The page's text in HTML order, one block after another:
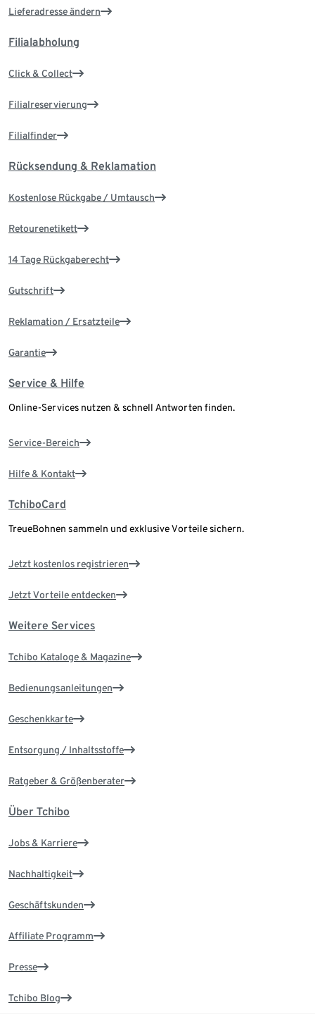
Lieferadresse ändern
Filialabholung
Click & Collect
Filialreservierung
Filialfinder
Rücksendung & Reklamation
Kostenlose Rückgabe / Umtausch
Retourenetikett
14 Tage Rückgaberecht
Gutschrift
Reklamation / Ersatzteile
Garantie
Service & Hilfe
Online-Services nutzen & schnell Antworten finden.
Service-Bereich
Hilfe & Kontakt
TchiboCard
TreueBohnen sammeln und exklusive Vorteile sichern.
Jetzt kostenlos registrieren
Jetzt Vorteile entdecken
Weitere Services
Tchibo Kataloge & Magazine
Bedienungsanleitungen
Geschenkkarte
Entsorgung / Inhaltsstoffe
Ratgeber & Größenberater
Über Tchibo
Jobs & Karriere
Nachhaltigkeit
Geschäftskunden
Affiliate Programm
Presse
Tchibo Blog